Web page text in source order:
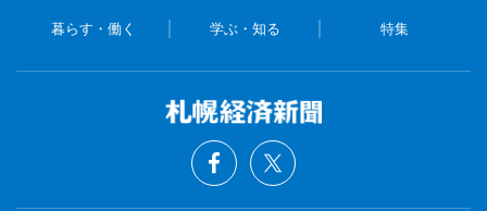
暮らす・働く 学ぶ・知る 特集